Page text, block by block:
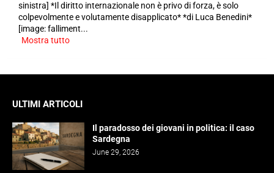
sinistra] *Il diritto internazionale non è privo di forza, è solo
colpevolmente e volutamente disapplicato* *di Luca Benedini*
[image: falliment...
Mostra tutto
ULTIMI ARTICOLI
Il paradosso dei giovani in politica: il caso
Sardegna
June 29, 2026